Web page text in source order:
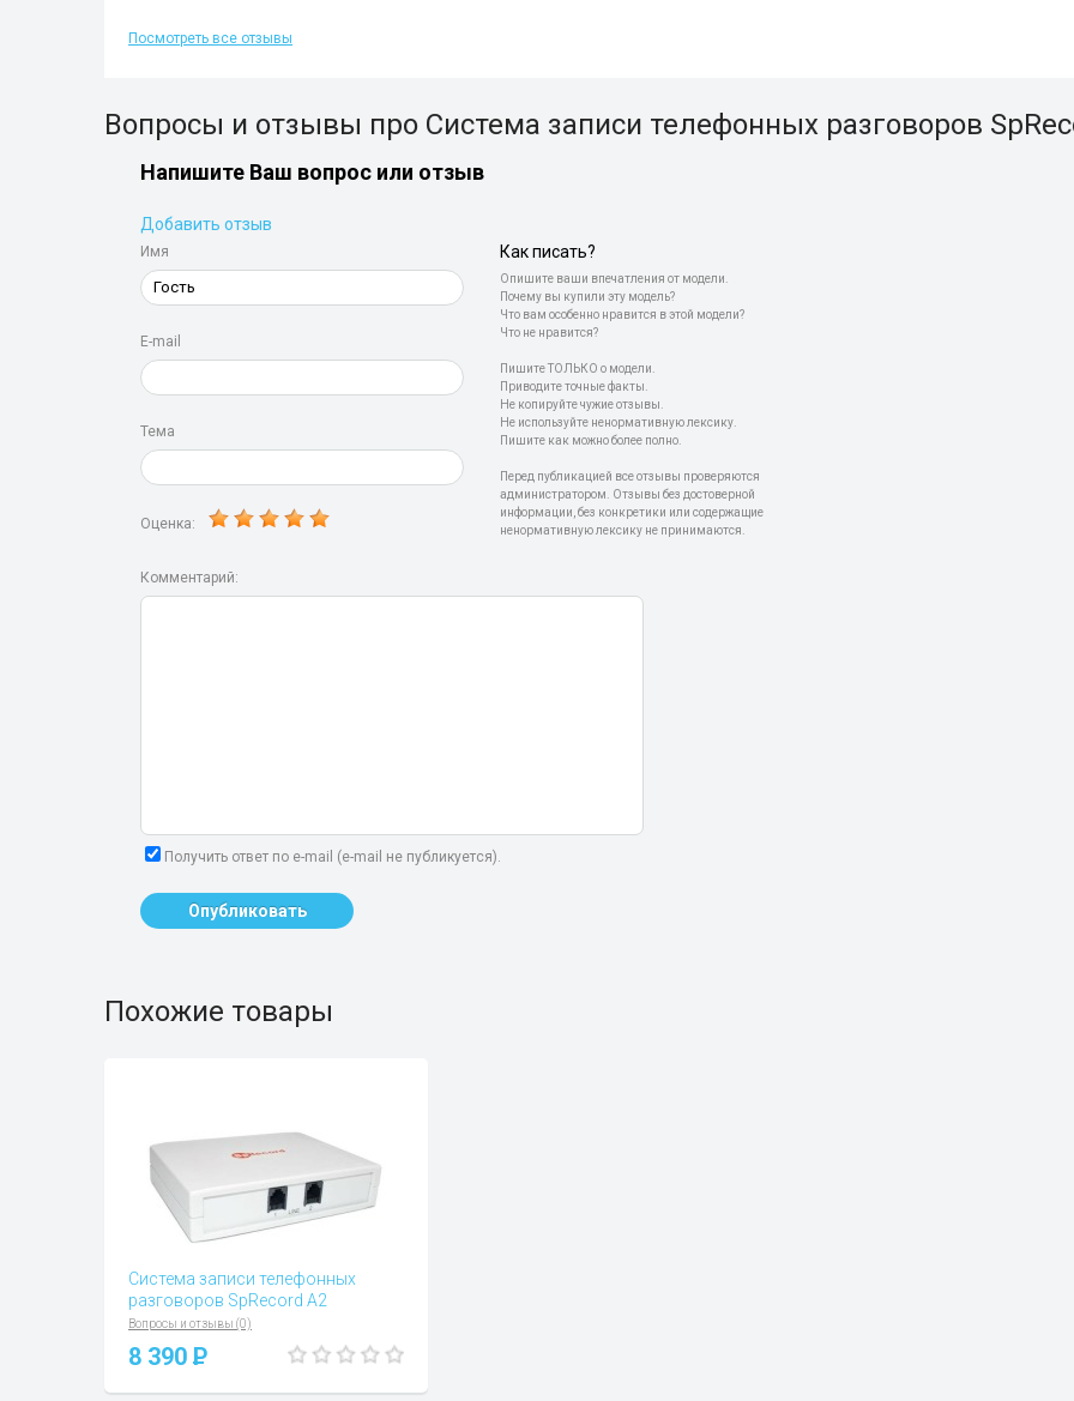
Посмотреть все отзывы
Вопросы и отзывы про Система записи телефонных разговоров
Напишите Ваш вопрос или отзыв
Добавить отзыв
Имя
E-mail
Тема
Оценка:
Как писать?
Опишите ваши впечатления от модели.
Почему вы купили эту модель?
Что вам особенно нравится в этой модели?
Что не нравится?
Пишите ТОЛЬКО о модели.
Приводите точные факты.
Не копируйте чужие отзывы.
Не используйте ненормативную лексику.
Пишите как можно более полно.
Перед публикацией все отзывы проверяются
администратором. Отзывы без достоверной
информации, без конкретики или содержащие
ненормативную лексику не принимаются.
Комментарий:
Получить ответ по e-mail (e-mail не публикуется).
Опубликовать
Похожие товары
Система записи телефонных
разговоров SpRecord A2
Вопросы и отзывы (0)
8 390 P